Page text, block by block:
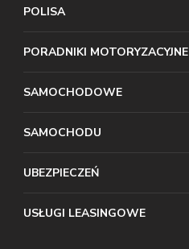
POLISA
PORADNIKI MOTORYZACYJNE
SAMOCHODOWE
SAMOCHODU
UBEZPIECZEŃ
USŁUGI LEASINGOWE